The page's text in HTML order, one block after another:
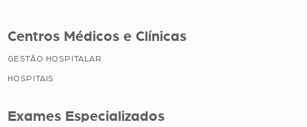
Centros Médicos e Clínicas
GESTÃO HOSPITALAR
HOSPITAIS
Exames Especializados